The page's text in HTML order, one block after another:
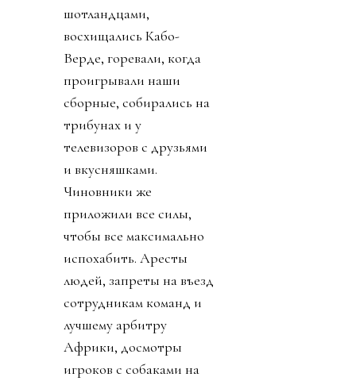
шотландцами,
восхищались Кабо-
Верде, горевали, когда
проигрывали наши
сборные, собирались на
трибунах и у
телевизоров с друзьями
и вкусняшками.
Чиновники же
приложили все силы,
чтобы все максимально
испохабить. Аресты
людей, запреты на въезд
сотрудникам команд и
лучшему арбитру
Африки, досмотры
игроков с собаками на